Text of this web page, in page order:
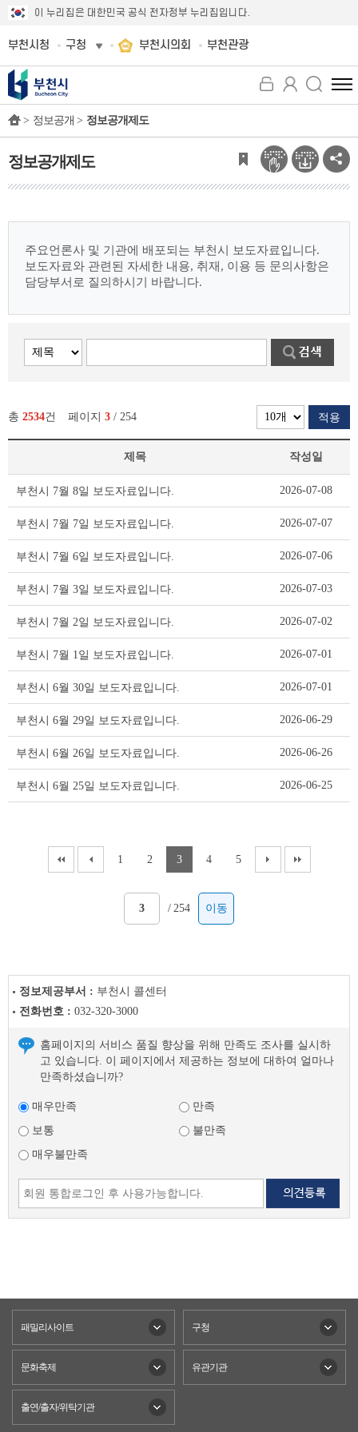
이 누리집은 대한민국 공식 전자정부 누리집입니다.
부천시청 구청 부천시의회 부천관광
전
체
뉴
보
기
> 정보공개 > 정보공개제도
정보공개제도
주요언론사 및 기관에 배포되는 부천시 보도자료입니다.
보도자료와 관련된 자세한 내용, 취재, 이용 등 문의사항은
담당부서로 질의하시기 바랍니다.
총 2534건 페이지 3 / 254 적용
스
테
블
제목 작성일
부천시 7월 8일 보도자료입니다. 2026-07-08
부천시 7월 7일 보도자료입니다. 2026-07-07
부천시 7월 6일 보도자료입니다. 2026-07-06
부천시 7월 3일 보도자료입니다. 2026-07-03
부천시 7월 2일 보도자료입니다. 2026-07-02
부천시 7월 1일 보도자료입니다. 2026-07-01
부천시 6월 30일 보도자료입니다. 2026-07-01
부천시 6월 29일 보도자료입니다. 2026-06-29
부천시 6월 26일 보도자료입니다. 2026-06-26
부천시 6월 25일 보도자료입니다. 2026-06-25
1 2 3 4 5
/ 254 이동
정보제공부서 : 부천시 콜센터
전화번호 : 032-320-3000
홈페이지의 서비스 품질 향상을 위해 만족도 조사를 실시하
고 있습니다. 이 페이지에서 제공하는 정보에 대하여 얼마나
만족하셨습니까?
매우만족
만족
보통
불만족
매우불만족
패밀리사이트 구청
문화축제 유관기관
출연/출자/위탁기관